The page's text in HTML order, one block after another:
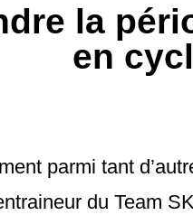
la
en
parmi tant
du Team